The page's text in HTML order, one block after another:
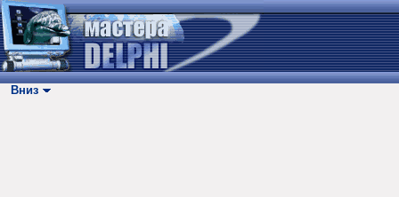
Вниз